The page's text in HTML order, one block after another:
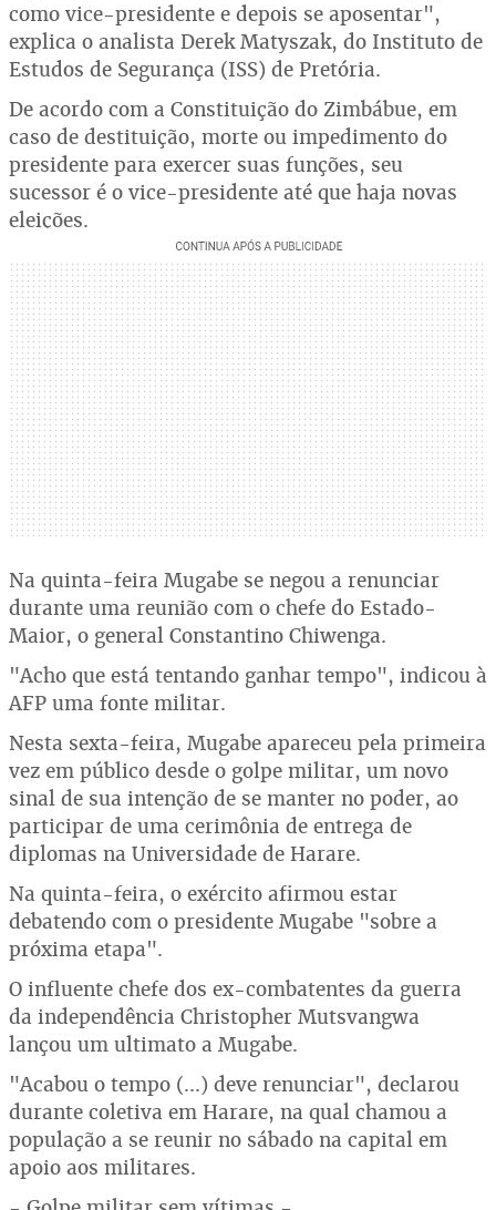
como vice-presidente e depois se aposentar",
explica o analista Derek Matyszak, do Instituto de
Estudos de Segurança (ISS) de Pretória.
De acordo com a Constituição do Zimbábue, em
caso de destituição, morte ou impedimento do
presidente para exercer suas funções, seu
sucessor é o vice-presidente até que haja novas
eleições.
Na quinta-feira Mugabe se negou a renunciar
durante uma reunião com o chefe do Estado-
Maior, o general Constantino Chiwenga.
"Acho que está tentando ganhar tempo", indicou à
AFP uma fonte militar.
Nesta sexta-feira, Mugabe apareceu pela primeira
vez em público desde o golpe militar, um novo
sinal de sua intenção de se manter no poder, ao
participar de uma cerimônia de entrega de
diplomas na Universidade de Harare.
Na quinta-feira, o exército afirmou estar
debatendo com o presidente Mugabe "sobre a
próxima etapa".
O influente chefe dos ex-combatentes da guerra
da independência Christopher Mutsvangwa
lançou um ultimato a Mugabe.
"Acabou o tempo (...) deve renunciar", declarou
durante coletiva em Harare, na qual chamou a
população a se reunir no sábado na capital em
apoio aos militares.